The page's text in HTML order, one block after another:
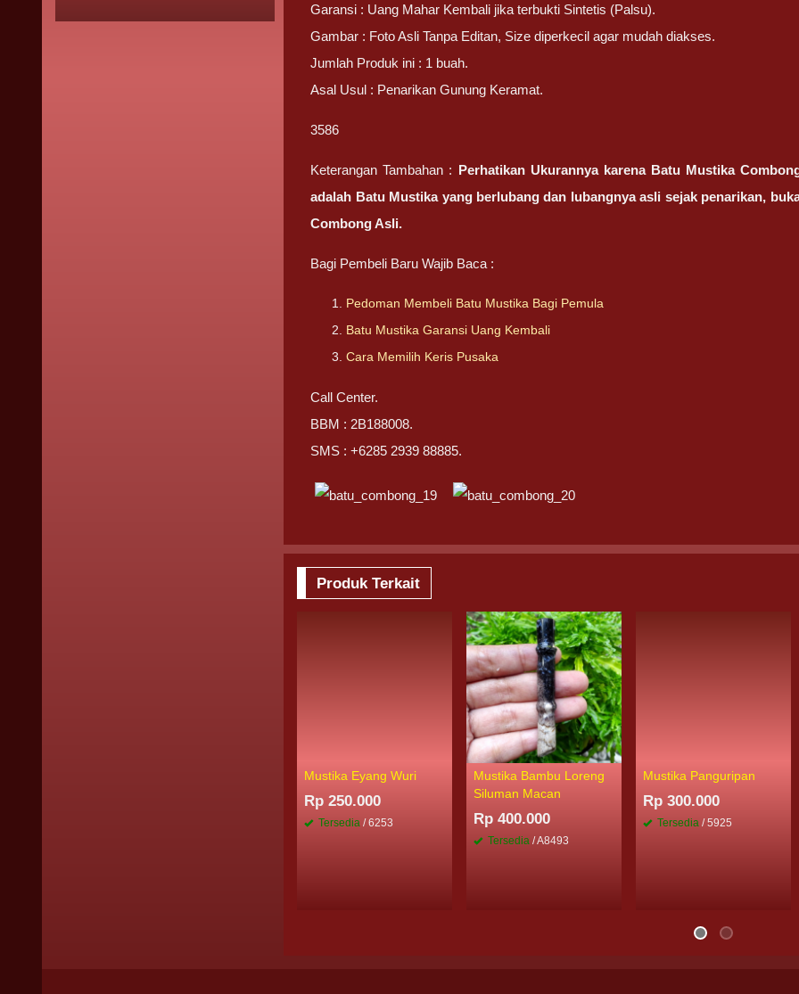
Garansi : Uang Mahar Kembali jika terbukti Sintetis (Palsu).
Gambar : Foto Asli Tanpa Editan, Size diperkecil agar mudah diakses.
Jumlah Produk ini : 1 buah.
Asal Usul : Penarikan Gunung Keramat.
3586
Keterangan Tambahan : Perhatikan Ukurannya karena Batu Mustika
adalah Batu Mustika yang berlubang dan lubangnya asli sejak penarikan,
Combong Asli.
Bagi Pembeli Baru Wajib Baca :
Pedoman Membeli Batu Mustika Bagi Pemula
Batu Mustika Garansi Uang Kembali
Cara Memilih Keris Pusaka
Call Center.
BBM : 2B188008.
SMS : +6285 2939 88885.
Produk Terkait
Mustika Eyang Wuri
Rp 250.000
Tersedia / 6253
Mustika Bambu Loreng
Siluman Macan
Rp 400.000
Tersedia / A8493
Mustika Panguripan
Rp 300.000
Tersedia / 5925